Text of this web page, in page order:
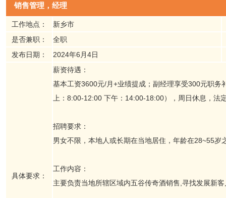
销售管理，经理
工作地点：
新乡市
是否兼职：
全职
发布日期：
2024年6月4日
具体要求：
薪资待遇：
基本工资3600元/月+业绩提成；副经理享受300元职
上：8:00-12:00 下午：14:00-18:00），周日休息，法
招聘要求：
男女不限，本地人或长期在当地居住，年龄在28~55岁
工作内容：
主要负责当地所辖区域内五谷传奇酒销售,寻找发展新